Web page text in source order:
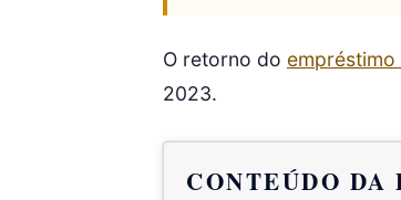
O retorno do
2023.
CONTEÚDO DA